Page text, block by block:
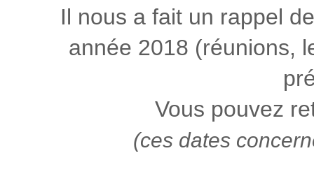
Il nous a fait un rappel
année 2018 (réunions,
Vous pouvez
(ces dates